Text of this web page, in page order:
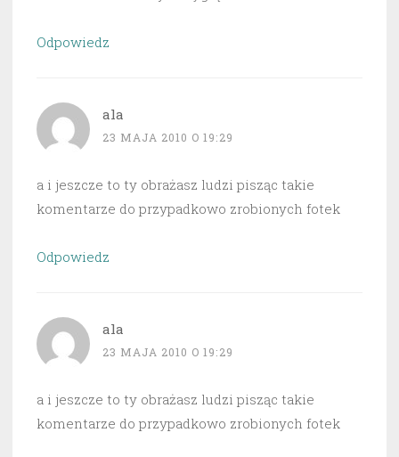
Odpowiedz
ala
23 MAJA 2010 O 19:29
a i jeszcze to ty obrażasz ludzi pisząc takie
komentarze do przypadkowo zrobionych fotek
Odpowiedz
ala
23 MAJA 2010 O 19:29
a i jeszcze to ty obrażasz ludzi pisząc takie
komentarze do przypadkowo zrobionych fotek